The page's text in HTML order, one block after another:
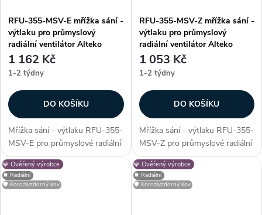
RFU-355-MSV-E mřížka sání -
výtlaku pro průmyslový
radiální ventilátor Alteko
1 162 Kč
1-2 týdny
DO KOŠÍKU
Mřížka sání - výtlaku RFU-355-
MSV-E pro průmyslové radiální
ventilátory řady RFU - 355.
Mřížka slouží jako ochranný
prvek, který zabrání vniknutí
RFU-355-MSV-Z mřížka sání -
výtlaku pro průmyslový
radiální ventilátor Alteko
1 053 Kč
1-2 týdny
DO KOŠÍKU
Mřížka sání - výtlaku RFU-355-
MSV-Z pro průmyslové radiální
ventilátory řady RFU - 355.
Mřížka slouží jako ochranný
prvek, který zabrání vniknutí
💎 Ověřený výrobce
⏹️ Radiální
🛡️ Korozivzdorný kov
💎 Ověřený výrobce
⏹️ Radiální
🛡️ Korozivzdorný kov